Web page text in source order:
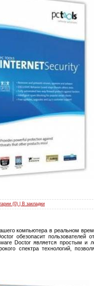
(0) | В закладки
компьютера в реальном
обезопасит
Doctor является простым и
спектра технологий,